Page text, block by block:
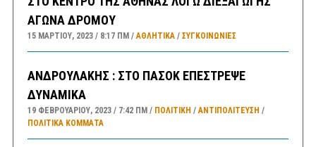
ΑΓΩΝΑ ΔΡΟΜΟΥ
15 ΜΑΡΤΊΟΥ, 2023 8:17 ΠΜ ΑΘΛΗΤΙΚΑ/ ΣΥΓΚΟΙΝΩΝΊΕΣ
ΑΝΔΡΟΥΛΑΚΗΣ : ΣΤΟ ΠΑΣΟΚ ΕΠΕΣΤΡΕΨΕ
ΔΥΝΑΜΙΚΑ
19 ΦΕΒΡΟΥΑΡΊΟΥ, 2023 7:42 ΠΜ ΠΟΛΙΤΙΚΗ /ΑΝΤΙΠΟΛΊΤΕΥΣΗ /
ΠΟΛΙΤΙΚΆ ΚΌΜΜΑΤΑ